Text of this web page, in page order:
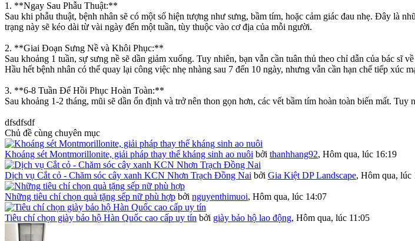
1. **Ngay Sau Phẫu Thuật:**
Sau khi phẫu thuật, bệnh nhân sẽ có một số hiện tượng như sưng, bầm tím, hoặc cảm giác đau nhẹ. Đây là
trạng này sẽ kéo dài từ vài ngày đến một tuần, tùy thuộc vào cơ địa của mỗi người.
2. **Giai Đoạn Sưng Nề và Khôi Phục:**
Sau khoảng 1 tuần, sự sưng nề sẽ dần giảm xuống. Tuy nhiên, bạn vẫn cần tuân thủ theo chỉ dẫn của bác
Hầu hết bệnh nhân có thể quay lại công việc nhẹ nhàng sau 7 đến 10 ngày, nhưng vẫn cần hạn chế tiếp xúc
3. **6-8 Tuần Để Hồi Phục Hoàn Toàn:**
Sau khoảng 1-2 tháng, mũi sẽ dần ổn định và trở nên thon gọn hơn, các vết bầm tím hoàn toàn biến mất.
dfsdfsdf
Chủ đề cùng chuyên mục
Khoáng sét Montmorillonite, giải pháp thay thế kháng sinh ao nuôi bởi thanhhang92, Hôm qua, lúc 16:19
Dịch vụ Cắt cỏ - Chăm sóc cây xanh KCN Nhơn Trạch Đồng Nai bởi Gia Kiệt DP Landscape, Hôm qua, lúc
Những tiêu chí chọn quà tặng sếp nữ phù hợp bởi nguyenthimuoi, Hôm qua, lúc 14:07
Tiêu chí chọn giày bảo hộ Hàn Quốc cao cấp uy tín bởi giày bảo hộ lao động, Hôm qua, lúc 11:05